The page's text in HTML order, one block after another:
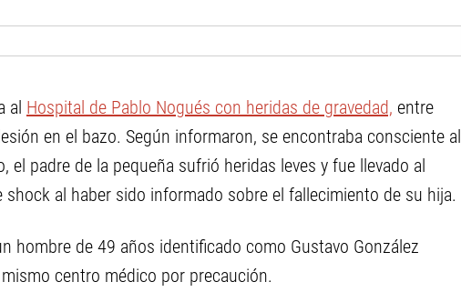
al Hospital de Pablo Nogués con heridas de gravedad, entre
en el bazo. Según informaron, se encontraba consciente al
el padre de la pequeña sufrió heridas leves y fue llevado al
al haber sido informado sobre el fallecimiento de su hija.
hombre de 49 años identificado como Gustavo González
centro médico por precaución.